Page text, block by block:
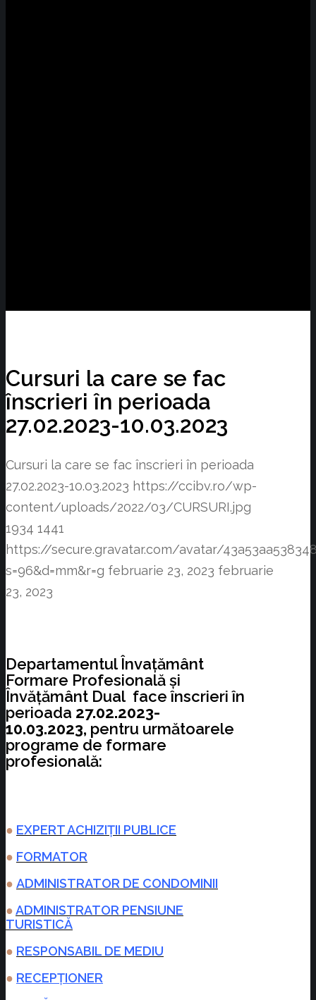
Cursuri la care se fac
înscrieri în perioada
27.02.2023-10.03.2023
Cursuri la care se fac înscrieri în perioada
27.02.2023-10.03.2023 https://ccibv.ro/wp-
content/uploads/2022/03/CURSURI.jpg
1934 1441
https://secure.gravatar.com/avatar/
s=96&d=mm&r=g februarie 23, 2023 februarie
23, 2023
Departamentul Învațământ
Formare Profesională și
Învățământ Dual face înscrieri în
perioada 27.02.2023-
10.03.2023, pentru următoarele
programe de formare
profesională:
● EXPERT ACHIZIȚII PUBLICE
● FORMATOR
● ADMINISTRATOR DE CONDOMINII
●ADMINISTRATOR PENSIUNE
TURISTICĂ
● RESPONSABIL DE MEDIU
● RECEPȚIONER